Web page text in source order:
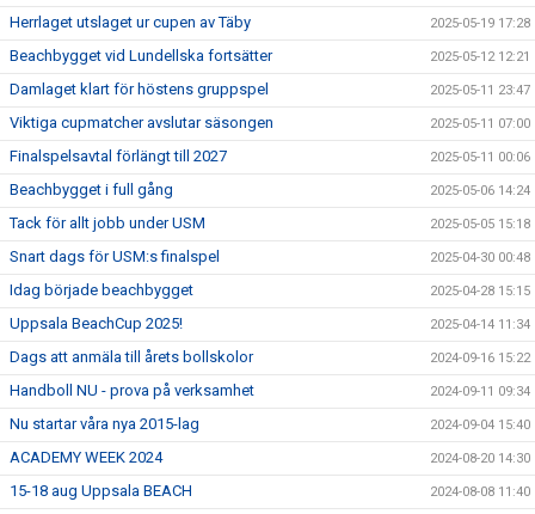
Herrlaget utslaget ur cupen av Täby 2025-05-19 17:28
Beachbygget vid Lundellska fortsätter 2025-05-12 12:21
Damlaget klart för höstens gruppspel 2025-05-11 23:47
Viktiga cupmatcher avslutar säsongen 2025-05-11 07:00
Finalspelsavtal förlängt till 2027 2025-05-11 00:06
Beachbygget i full gång 2025-05-06 14:24
Tack för allt jobb under USM 2025-05-05 15:18
Snart dags för USM:s finalspel 2025-04-30 00:48
Idag började beachbygget 2025-04-28 15:15
Uppsala BeachCup 2025! 2025-04-14 11:34
Dags att anmäla till årets bollskolor 2024-09-16 15:22
Handboll NU - prova på verksamhet 2024-09-11 09:34
Nu startar våra nya 2015-lag 2024-09-04 15:40
ACADEMY WEEK 2024 2024-08-20 14:30
15-18 aug Uppsala BEACH 2024-08-08 11:40